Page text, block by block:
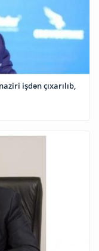
işdən çıxarılıb,